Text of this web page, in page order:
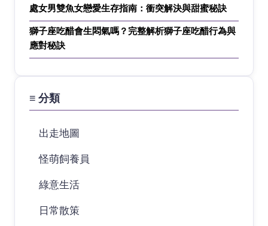
處女男雙魚女戀愛生存指南：衝突解決與甜蜜秘訣
獅子座吃醋會生悶氣嗎？完整解析獅子座吃醋行為與
應對秘訣
≡ 分類
出走地圖
怪萌飼養員
綠意生活
日常散策